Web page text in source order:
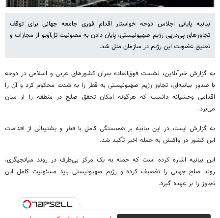
بیانیه پایانی اجلاس دوحه خواستار اقدام فوری جامعه جهانی برای توقف
تجاوزهای پی‌درپی رژیم صهیونیستی، پایان دادن به مصونیت تل‌آویو از مجازات و
تعلیق عضویت این رژیم در سازمان ملل شد.
به گزارش خبرآنلاین، نشست فوق‌العاده سران کشورهای عربی و اسلامی در دوحه
با صدور بیانیه‌ای، تجاوز رژیم صهیونیستی به قطر را به شدت محکوم کرد و آن را
اقدامی وحشیانه دانست که هرگونه امکان تحقق صلح در منطقه را از میان
می‌برد.
به گزارش ایسنا، در این بیانیه بر همبستگی کامل با قطر و پشتیبانی از اقدامات
این کشور در واکنش به حمله اخیر تأکید شد.
این بیانیه اشاره کرده است که حمله به یک مرکز بی‌طرف در روند میانجیگری،
روند صلح جهانی را تضعیف کرده و رژیم صهیونیستی باید مسئولیت کامل این
تجاوز را بر عهده گیرد.